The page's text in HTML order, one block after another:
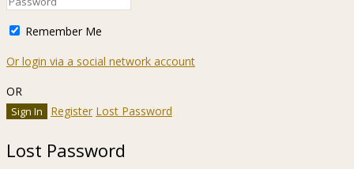
Remember Me
Or login via a social network account
OR
Register Lost Password
Lost Password